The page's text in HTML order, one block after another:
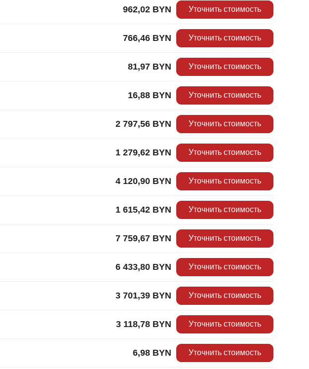
962,02 BYN Уточнить стоимость
766,46 BYN Уточнить стоимость
81,97 BYN Уточнить стоимость
16,88 BYN Уточнить стоимость
2 797,56 BYN Уточнить стоимость
1 279,62 BYN Уточнить стоимость
4 120,90 BYN Уточнить стоимость
1 615,42 BYN Уточнить стоимость
7 759,67 BYN Уточнить стоимость
6 433,80 BYN Уточнить стоимость
3 701,39 BYN Уточнить стоимость
3 118,78 BYN Уточнить стоимость
6,98 BYN Уточнить стоимость